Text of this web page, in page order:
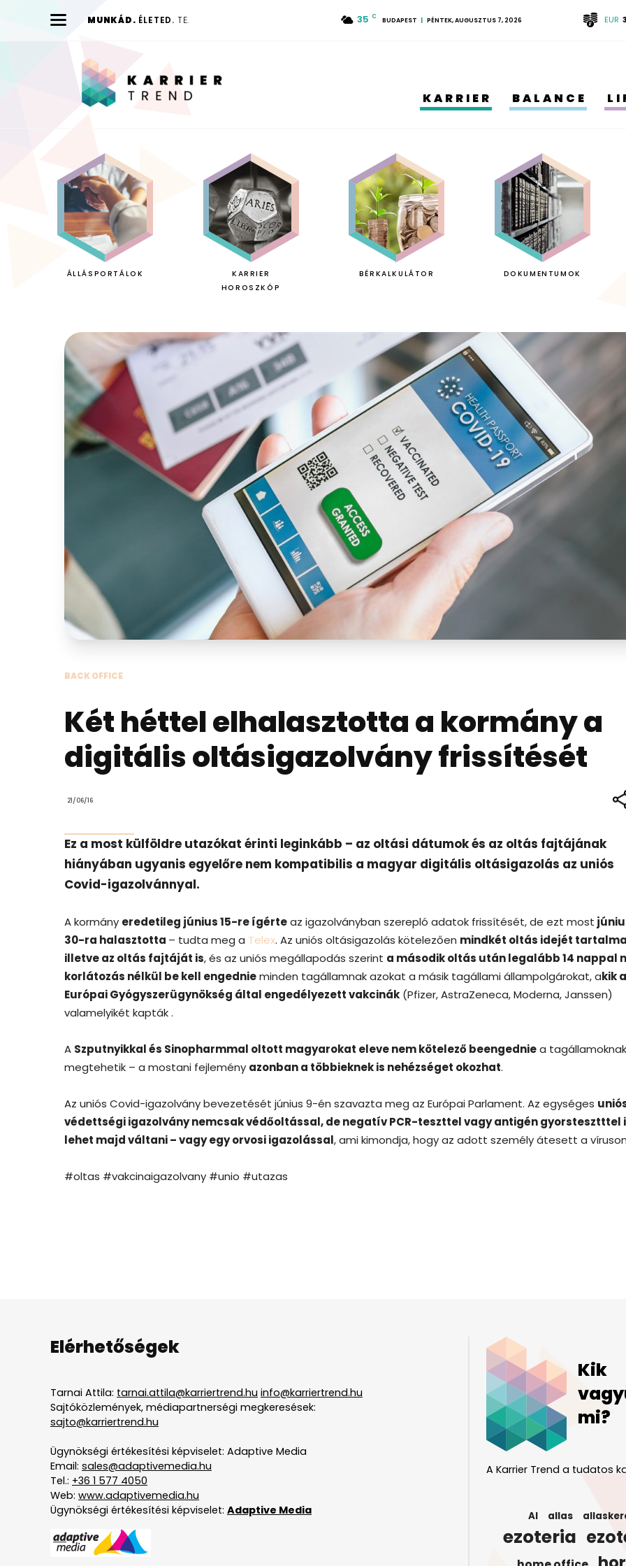
MUNKÁD. ÉLETED. TE. 35 C BUDAPEST PÉNTEK, AUGUSZTUS 7, 2026 EUR
KARRIER BALANCE
ÁLLÁSPORTÁLOK
KARRIER
HOROSZKÓP
BÉRKALKULÁTOR DOKUMENTUMOK
BACK OFFICE
Két héttel elhalasztotta a kormány a
digitális oltásigazolvány frissítését
21/06/16
Ez a most külföldre utazókat érinti leginkább – az oltási dátumok és az oltás fajtájának
hiányában ugyanis egyelőre nem kompatibilis a magyar digitális oltásigazolás az uniós
Covid-igazolvánnyal.
A kormány eredetileg június 15-re ígérteaz igazolványban szerepló adatok frissítését, de ezt most
30-ra halasztotta – tudta meg a Telex. Az uniós oltásigazolás kötelezően mindkét oltás idejét
illetve az oltás fajtáját is, és az uniós megállapodás szerint a második oltás után legalább 14 nappal
korlátozás nélkül be kell engednieminden tagállamnak azokat a másik tagállami állampolgárokat, akik
Európai Gyógyszerügynökség által engedélyezett vakcinák (Pfizer, AstraZeneca, Moderna, Janssen)
valamelyikét kapták .
A Szputnyikkal és Sinopharmmal oltott magyarokat eleve nem kötelező beengedniea
megtehetik – a mostani fejlemény azonban a többieknek is nehézséget okozhat.
Az uniós Covid-igazolvány bevezetését június 9-én szavazta meg az Európai Parlament. Az egységes
védettségi igazolvány nemcsak védőoltással, de negatív PCR-teszttel vagy antigén gyorstesztttel
lehet majd váltani – vagy egy orvosi igazolással, ami kimondja, hogy az adott személy átesett a
#oltas #vakcinaigazolvany #unio #utazas
Elérhetőségek
Tarnai Attila: tarnai.attila@karriertrend.hu info@karriertrend.hu
Sajtóközlemények, médiapartnerségi megkeresések:
sajto@karriertrend.hu
Ügynökségi értékesítési képviselet: Adaptive Media
Email: sales@adaptivemedia.hu
Tel.: +36 1 577 4050
Web: www.adaptivemedia.hu
Ügynökségi értékesítési képviselet: Adaptive Media
Kik
mi?
A Karrier Trend a tudatos
AI allas
ezoteria